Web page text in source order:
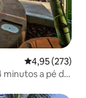
4,95 de uma
4,95 (273)
minutos a pé da